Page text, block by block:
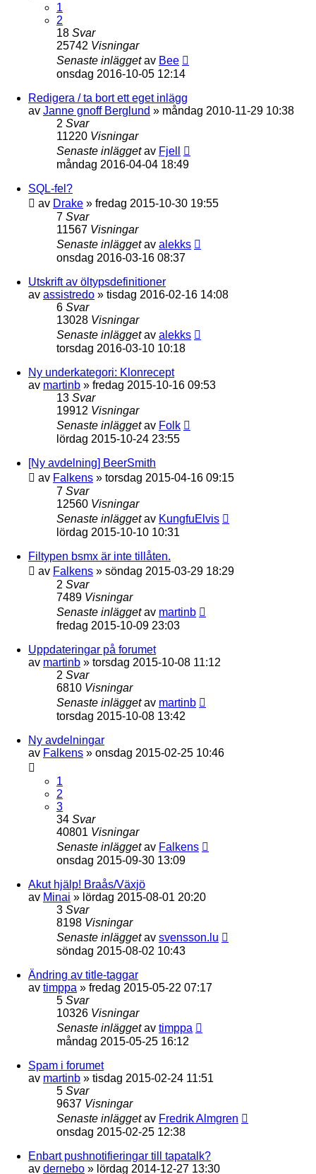
1
2
18 Svar
25742 Visningar
Senaste inläggetav Bee
onsdag 2016-10-05 12:14
Redigera / ta bort ett eget inlägg
av Janne gnoff Berglund » måndag 2010-11-29 10:38
2 Svar
11220 Visningar
Senaste inläggetav Fjell
måndag 2016-04-04 18:49
SQL-fel?
av Drake » fredag 2015-10-30 19:55
7 Svar
11567 Visningar
Senaste inläggetav alekks
onsdag 2016-03-16 08:37
Utskrift av öltypsdefinitioner
av assistredo » tisdag 2016-02-16 14:08
6 Svar
13028 Visningar
Senaste inläggetav alekks
torsdag 2016-03-10 10:18
Ny underkategori: Klonrecept
av martinb » fredag 2015-10-16 09:53
13 Svar
19912 Visningar
Senaste inläggetav Folk
lördag 2015-10-24 23:55
[Ny avdelning] BeerSmith
av Falkens » torsdag 2015-04-16 09:15
7 Svar
12560 Visningar
Senaste inläggetav KungfuElvis
lördag 2015-10-10 10:31
Filtypen bsmx är inte tillåten.
av Falkens » söndag 2015-03-29 18:29
2 Svar
7489 Visningar
Senaste inläggetav martinb
fredag 2015-10-09 23:03
Uppdateringar på forumet
av martinb » torsdag 2015-10-08 11:12
2 Svar
6810 Visningar
Senaste inläggetav martinb
torsdag 2015-10-08 13:42
Ny avdelningar
av Falkens » onsdag 2015-02-25 10:46
1
2
3
34 Svar
40801 Visningar
Senaste inläggetav Falkens
onsdag 2015-09-30 13:09
Akut hjälp! Braås/Växjö
av Minai » lördag 2015-08-01 20:20
3 Svar
8198 Visningar
Senaste inläggetav svensson.lu
söndag 2015-08-02 10:43
Ändring av title-taggar
av timppa » fredag 2015-05-22 07:17
5 Svar
10326 Visningar
Senaste inläggetav timppa
måndag 2015-05-25 16:12
Spam i forumet
av martinb » tisdag 2015-02-24 11:51
5 Svar
9637 Visningar
Senaste inläggetav Fredrik Almgren
onsdag 2015-02-25 12:38
Enbart pushnotifieringar till tapatalk?
av dernebo » lördag 2014-12-27 13:30